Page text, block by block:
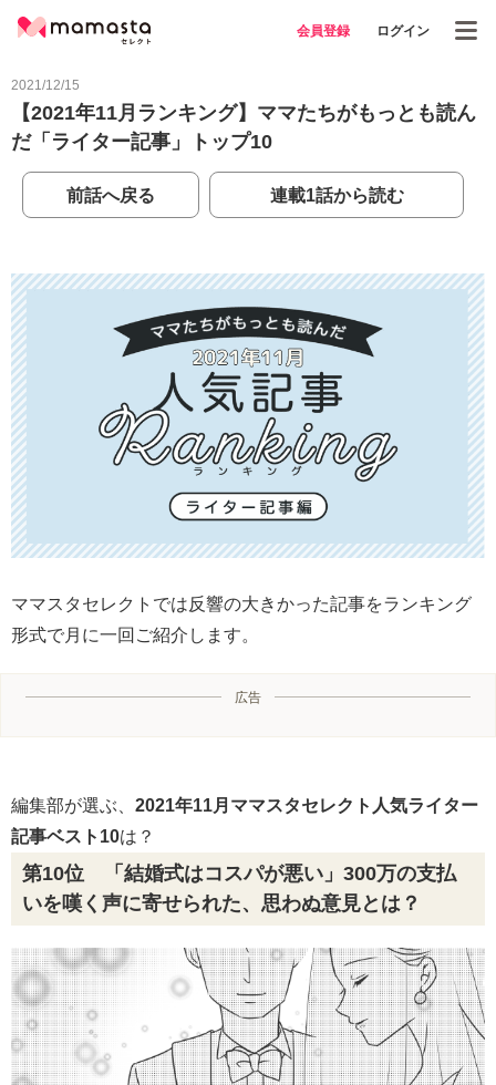
会員登録 ログイン
2021/12/15
【2021年11月ランキング】ママたちがもっとも読ん
だ「ライター記事」トップ10
前話へ戻る 連載1話から読む
ママスタセレクトでは反響の大きかった記事をランキング
形式で月に一回ご紹介します。
広告
編集部が選ぶ、 2021年11月ママスタセレクト人気ライター
記事ベスト10は？
第10位 「結婚式はコスパが悪い」300万の支払
いを嘆く声に寄せられた、思わぬ意見とは？